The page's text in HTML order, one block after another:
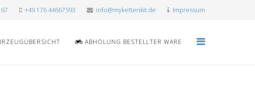
+49 176 44667593 info@mykettenkit.de Impressum
ABHOLUNG BESTELLTER WARE